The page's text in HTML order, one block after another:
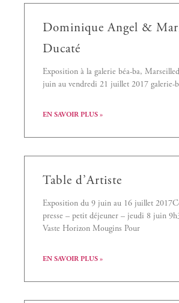
Dominique Angel &
Ducaté
Exposition à la galerie béa-ba,
juin au vendredi 21 juillet 2017 galerie-
EN SAVOIR PLUS »
Table d’Artiste
Exposition du 9 juin au 16 juillet
presse – petit déjeuner – jeudi 8 juin
Vaste Horizon Mougins Pour
EN SAVOIR PLUS »